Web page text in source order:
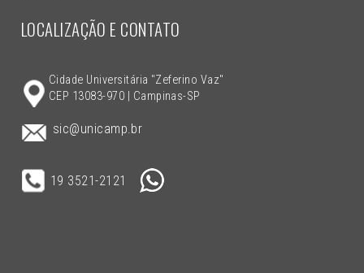
LOCALIZAÇÃO E CONTATO
Cidade Universitária "Zeferino Vaz"
CEP 13083-970 | Campinas-SP
sic@unicamp.br
19 3521-2121